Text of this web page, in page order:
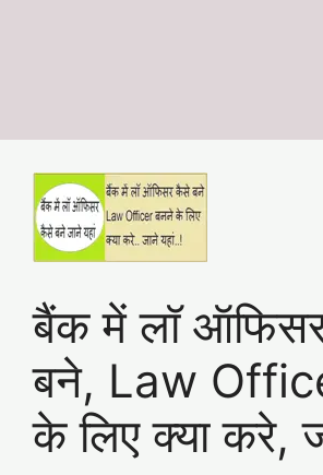
बैंक में लॉ
बने, Law
के लिए क्या करे,